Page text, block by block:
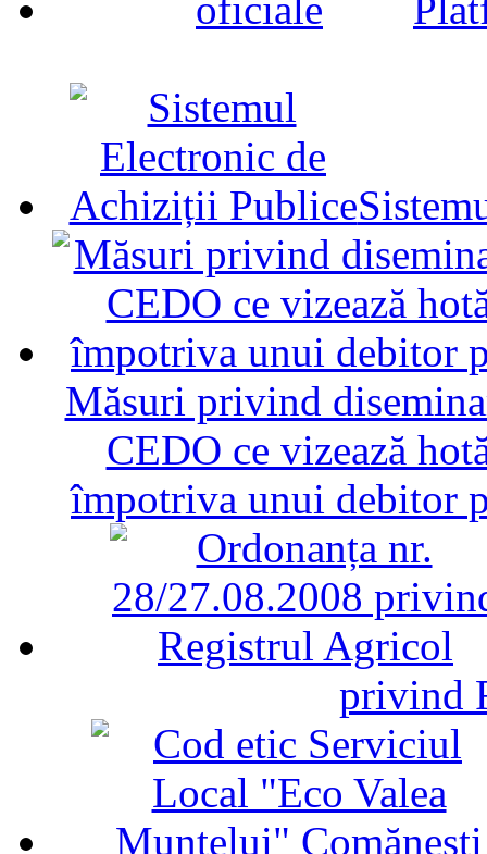
Măsuri privind
CEDO ce vizează
împotriva unui debitor
privind